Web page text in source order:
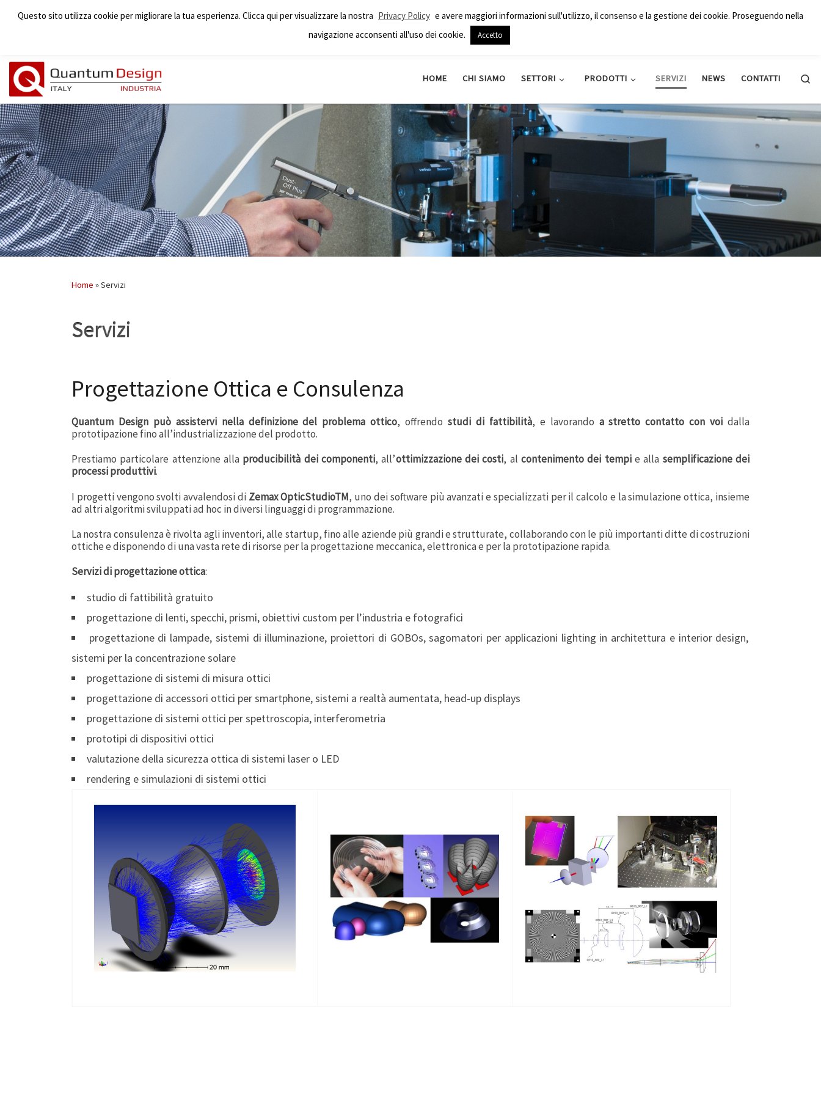
+39 06 5004204 italy@qd-europe.com
HOME CHI SIAMO SETTORI PRODOTTI SERVIZI NEWS CONTATTI
Home »Servizi
Servizi
Progettazione Ottica e Consulenza
Quantum Design può assistervi nella definizione del problema ottico, offrendostudi di fattibilità, e lavorando a stretto contatto con voi dalla
prototipazione fino all’industrializzazione del prodotto.
Prestiamo particolare attenzione alla producibilità dei componenti, all’ottimizzazione dei costi, al contenimento dei tempie alla semplificazione dei
processi produttivi.
I progetti vengono svolti avvalendosi di Zemax OpticStudioTM, uno dei software più avanzati e specializzati per il calcolo e la simulazione ottica, insieme
ad altri algoritmi sviluppati ad hoc in diversi linguaggi di programmazione.
La nostra consulenza è rivolta agli inventori, alle startup, fino alle aziende più grandi e strutturate, collaborando con le più importanti ditte di costruzioni
ottiche e disponendo di una vasta rete di risorse per la progettazione meccanica, elettronica e per la prototipazione rapida.
Servizi di progettazione ottica:
studio di fattibilità gratuito
progettazione di lenti, specchi, prismi, obiettivi custom per l’industria e fotografici
progettazione di lampade, sistemi di illuminazione, proiettori di GOBOs, sagomatori per applicazioni lighting in architettura e interior design,
sistemi per la concentrazione solare
progettazione di sistemi di misura ottici
progettazione di accessori ottici per smartphone, sistemi a realtà aumentata, head-up displays
progettazione di sistemi ottici per spettroscopia, interferometria
prototipi di dispositivi ottici
valutazione della sicurezza ottica di sistemi laser o LED
rendering e simulazioni di sistemi ottici
Questo sito utilizza cookie per migliorare la tua esperienza. Clicca qui per visualizzare la nostra Privacy Policy e avere maggiori informazioni sull'utilizzo, il consenso e la gestione dei cookie. Proseguendo nella
navigazione acconsenti all'uso dei cookie.
Accetto